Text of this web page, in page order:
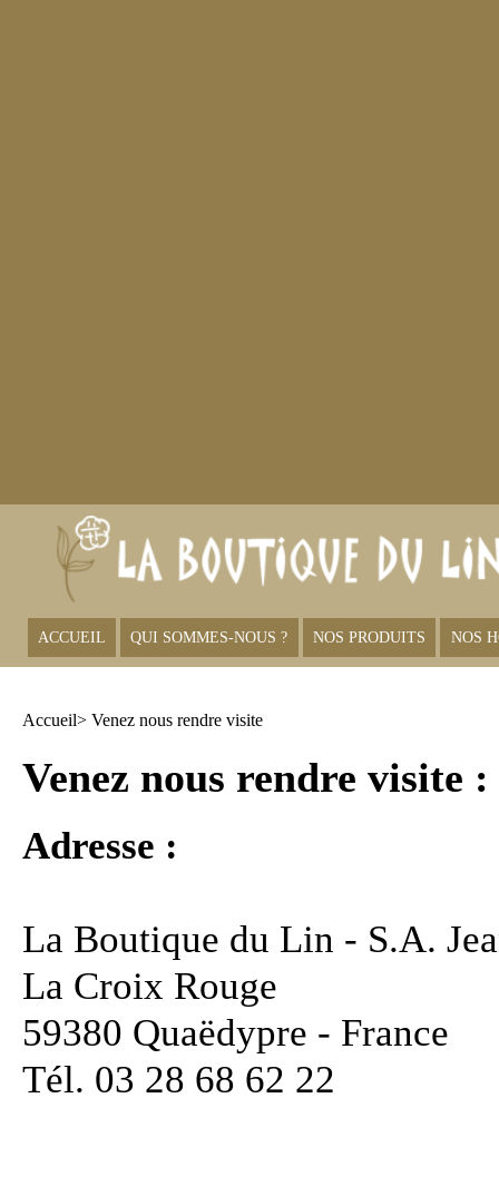
ACCUEIL QUI SOMMES-NOUS ? NOS PRODUITS NOS
Accueil> Venez nous rendre visite
Venez nous rendre visite :
Adresse :
La Boutique du Lin - S.A.
La Croix Rouge
59380 Quaëdypre - France
Tél. 03 28 68 62 22